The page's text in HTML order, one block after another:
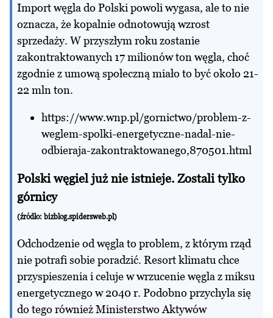
Import węgla do Polski powoli wygasa, ale to nie
oznacza, że kopalnie odnotowują wzrost
sprzedaży. W przyszłym roku zostanie
zakontraktowanych 17 milionów ton węgla, choć
zgodnie z umową społeczną miało to być około 21-
22 mln ton.
https://www.wnp.pl/gornictwo/problem-z-
weglem-spolki-energetyczne-nadal-nie-
odbieraja-zakontraktowanego,870501.html
Polski węgiel już nie istnieje. Zostali tylko
górnicy
(źródło: bizblog.spidersweb.pl)
Odchodzenie od węgla to problem, z którym rząd
nie potrafi sobie poradzić. Resort klimatu chce
przyspieszenia i celuje w wrzucenie węgla z miksu
energetycznego w 2040 r. Podobno przychyla się
do tego również Ministerstwo Aktywów